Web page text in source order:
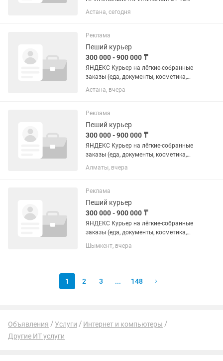
ЛЕТ. .СТУДЕНТОВ И ЗАОЧНИКОВ НЕ
ПРИНИМАЕМ. .С АРЕСТАМИ НА
МАКБУКОМ НЕ ПРИНИМАЕМ.
.ВИНДОВС ОТ 10 И ВЫШЕ..
.СКОРОСТЬ...
Астана, сегодня
Реклама
Пеший курьер
300 000 - 900 000 ₸
ЯНДЕКС Курьер на лёгкие-собранные
заказы (еда, документы, косметика,
сладости,аптеки) ДО 2 кг 🔥 СЕЗОН
ДОСТАВОК СРАЗУ ПОВЫШАЕТ ВАШ
доставки лёгких собранных заказов до
2...
Астана, вчера
Реклама
Пеший курьер
300 000 - 900 000 ₸
ЯНДЕКС Курьер на лёгкие-собранные
заказы (еда, документы, косметика,
сладости,аптеки) ДО 2 кг 🔥 СЕЗОН
ДОСТАВОК СРАЗУ ПОВЫШАЕТ ВАШ
доставки лёгких собранных заказов до
2...
Алматы, вчера
Реклама
Пеший курьер
300 000 - 900 000 ₸
ЯНДЕКС Курьер на лёгкие-собранные
заказы (еда, документы, косметика,
ДОСТАВОК СРАЗУ ПОВЫШАЕТ ВАШ
Шымкент, вчера
1 2 3 ... 148
Объявления Услуги
Интернет и компьютеры
Другие ИТ услуги